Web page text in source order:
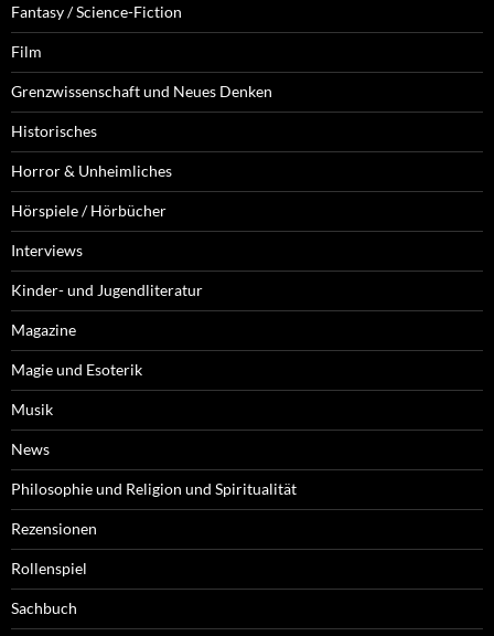
Fantasy / Science-Fiction
Film
Grenzwissenschaft und Neues Denken
Historisches
Horror & Unheimliches
Hörspiele / Hörbücher
Interviews
Kinder- und Jugendliteratur
Magazine
Magie und Esoterik
Musik
News
Philosophie und Religion und Spiritualität
Rezensionen
Rollenspiel
Sachbuch